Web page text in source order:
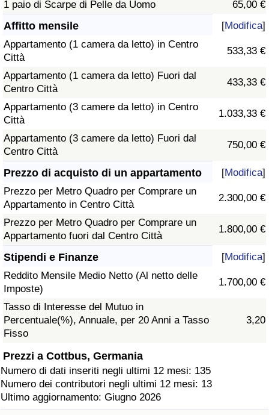
1 paio di Scarpe di Pelle da Uomo
65,00 €
Affitto mensile [Modifica]
Appartamento (1 camera da letto) in Centro
Città
533,33 €
Appartamento (1 camera da letto) Fuori dal
Centro Città
433,33 €
Appartamento (3 camere da letto) in Centro
Città
1.033,33 €
Appartamento (3 camere da letto) Fuori dal
Centro Città
750,00 €
Prezzo di acquisto di un appartamento [Modifica]
Prezzo per Metro Quadro per Comprare un
Appartamento in Centro Città
2.300,00 €
Prezzo per Metro Quadro per Comprare un
Appartamento fuori dal Centro Città
1.800,00 €
Stipendi e Finanze [Modifica]
Reddito Mensile Medio Netto (Al netto delle
Imposte)
1.700,00 €
Tasso di Interesse del Mutuo in
Percentuale(%), Annuale, per 20 Anni a Tasso
Fisso
3,20
Prezzi a Cottbus, Germania
Numero di dati inseriti negli ultimi 12 mesi: 135
Numero dei contributori negli ultimi 12 mesi: 13
Ultimo aggiornamento: Giugno 2026